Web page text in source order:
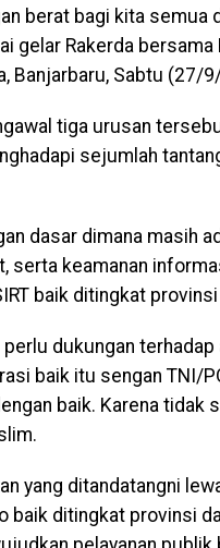
berat bagi kita semua
gelar Rakerda
Banjarbaru, Sabtu (27/
tiga urusan
sejumlah
dasar dimana masih
serta keamanan
baik ditingkat
dukungan
baik itu sengan TNI/
baik. Karena tidak
yang ditandatangni
baik ditingkat provinsi